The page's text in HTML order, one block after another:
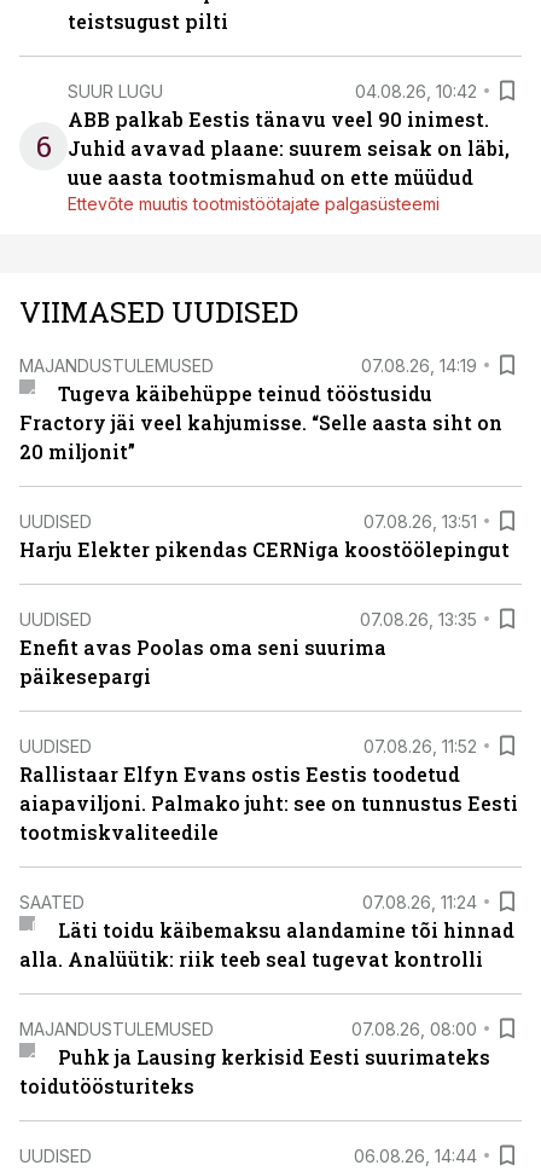
teistsugust pilti
6
SUUR LUGU 04.08.26, 10:42
ABB palkab Eestis tänavu veel 90 inimest.
Juhid avavad plaane: suurem seisak on läbi,
uue aasta tootmismahud on ette müüdud
Ettevõte muutis tootmistöötajate palgasüsteemi
VIIMASED UUDISED
MAJANDUSTULEMUSED 07.08.26, 14:19
Tugeva käibehüppe teinud tööstusidu
Fractory jäi veel kahjumisse. “Selle aasta siht on
20 miljonit”
UUDISED 07.08.26, 13:51
Harju Elekter pikendas CERNiga koostöölepingut
UUDISED 07.08.26, 13:35
Enefit avas Poolas oma seni suurima
päikesepargi
UUDISED 07.08.26, 11:52
Rallistaar Elfyn Evans ostis Eestis toodetud
aiapaviljoni. Palmako juht: see on tunnustus Eesti
tootmiskvaliteedile
SAATED 07.08.26, 11:24
Läti toidu käibemaksu alandamine tõi hinnad
alla. Analüütik: riik teeb seal tugevat kontrolli
MAJANDUSTULEMUSED 07.08.26, 08:00
Puhk ja Lausing kerkisid Eesti suurimateks
toidutöösturiteks
UUDISED 06.08.26, 14:44